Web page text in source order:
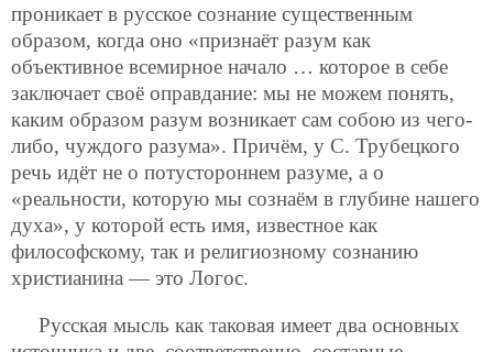
проникает в русское сознание существенным
образом, когда оно «признаёт разум как
объективное всемирное начало … которое в себе
заключает своё оправдание: мы не можем понять,
каким образом разум возникает сам собою из чего-
либо, чуждого разума». Причём, у С. Трубецкого
речь идёт не о потустороннем разуме, а о
«реальности, которую мы сознаём в глубине нашего
духа», у которой есть имя, известное как
философскому, так и религиозному сознанию
христианина — это Логос.
Русская мысль как таковая имеет два основных